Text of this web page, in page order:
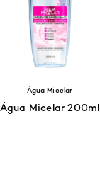
Água Micelar
Água Micelar 200ml